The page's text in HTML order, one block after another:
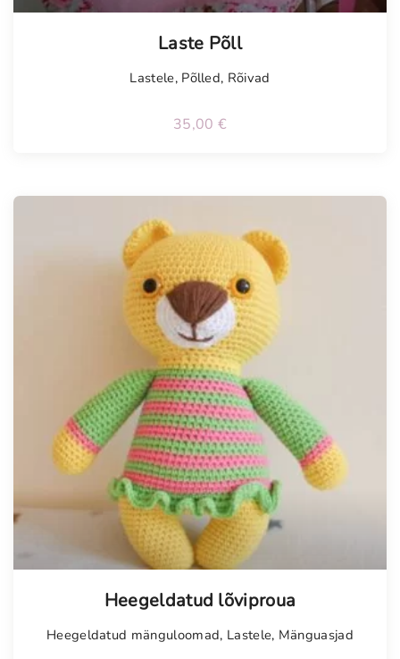
Laste Põll
Lastele, Põlled, Rõivad
35,00 €
Heegeldatud lõviproua
Heegeldatud mänguloomad, Lastele, Mänguasjad